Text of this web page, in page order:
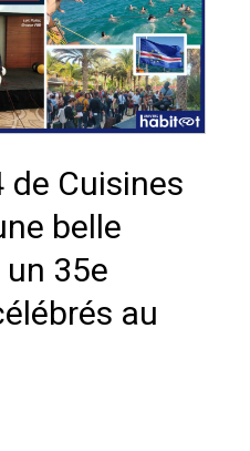
de Cuisines
belle
35e
au